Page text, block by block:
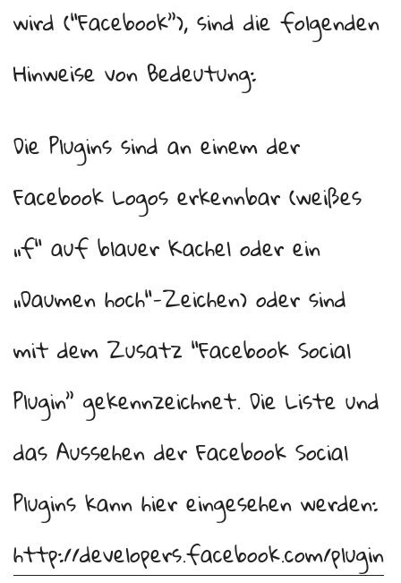
wird (“Facebook”), sind die folgenden
Hinweise von Bedeutung:
Die Plugins sind an einem der
Facebook Logos erkennbar (weißes
„f“ auf blauer Kachel oder ein
„Daumen hoch“-Zeichen) oder sind
mit dem Zusatz “Facebook Social
Plugin” gekennzeichnet. Die Liste und
das Aussehen der Facebook Social
Plugins kann hier eingesehen werden:
http://developers.facebook.com/plugin